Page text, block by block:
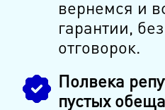
вернемся и
гарантии,
отговорок.
Полвека
пустых